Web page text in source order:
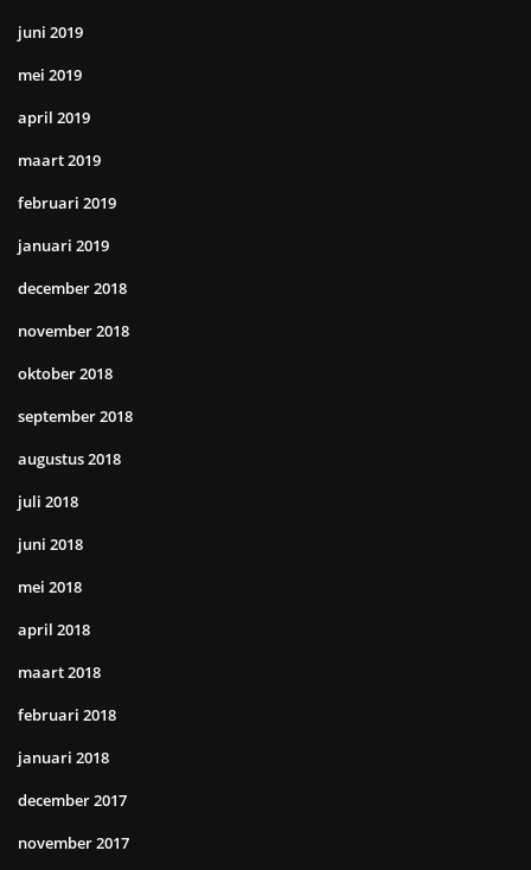
juni 2019
mei 2019
april 2019
maart 2019
februari 2019
januari 2019
december 2018
november 2018
oktober 2018
september 2018
augustus 2018
juli 2018
juni 2018
mei 2018
april 2018
maart 2018
februari 2018
januari 2018
december 2017
november 2017